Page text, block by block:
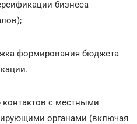
бизнеса
формирования бюджета
контактов с местными
органами (включая